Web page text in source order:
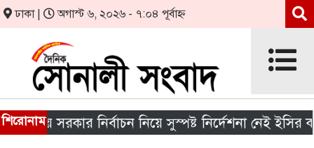
ঢাকা | অগাস্ট ৬, ২০২৬ - ৭:০৪ পূর্বাহ্ন
শিরোনামসরকার নির্বাচন নিয়ে সুস্পষ্ট নির্দেশনা নেই ইসির কাছে